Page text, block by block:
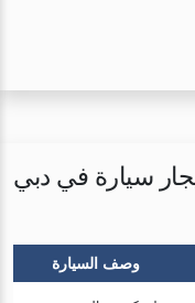
سيارة في دبي
وصف السيارة